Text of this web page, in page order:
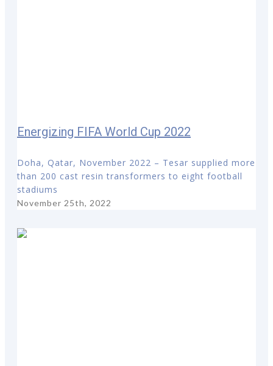
Energizing FIFA World Cup 2022
Doha, Qatar, November 2022 – Tesar supplied more
than 200 cast resin transformers to eight football
stadiums
November 25th, 2022